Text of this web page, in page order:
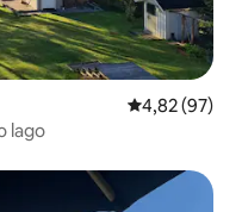
4,82 de uma
4,82 (97)
lago